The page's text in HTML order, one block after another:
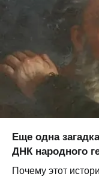
Еще одна
ДНК народного
Почему этот